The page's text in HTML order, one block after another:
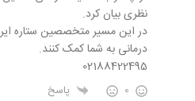
نظری بیان کرد.
در این مسیر متخصصین ستاره
درمانی به شما کمک کنند.
02188422495
0 پاسخ